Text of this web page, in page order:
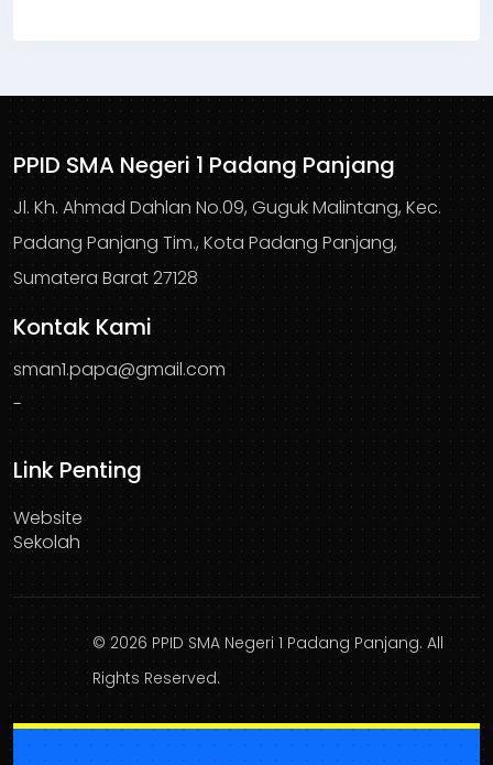
PPID SMA Negeri 1 Padang Panjang
Jl. Kh. Ahmad Dahlan No.09, Guguk Malintang, Kec.
Padang Panjang Tim., Kota Padang Panjang,
Sumatera Barat 27128
Kontak Kami
sman1.papa@gmail.com
-
Link Penting
Website
Sekolah
© 2026 PPID SMA Negeri 1 Padang Panjang. All
Rights Reserved.